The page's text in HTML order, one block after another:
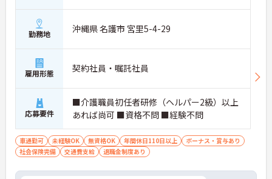
勤務地 沖縄県 名護市 宮里5-4-29
雇用形態 契約社員・嘱託社員
応募要件
■介護職員初任者研修（ヘルパー2級）以上
あれば尚可 ■資格不問 ■経験不問
車通勤可 未経験OK 無資格OK 年間休日110日以上
ボーナス・賞与あり
社会保険完備
交通費支給 退職金制度あり